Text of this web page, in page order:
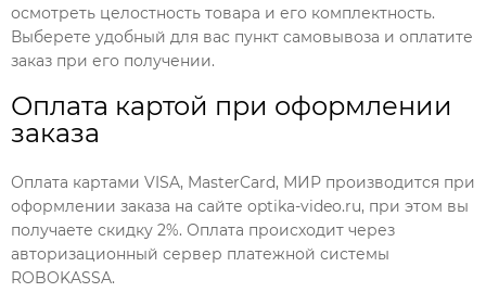
осмотреть целостность товара и его комплектность.
Выберете удобный для вас пункт самовывоза и оплатите
заказ при его получении.
Оплата картой при оформлении
заказа
Оплата картами VISA, MasterCard, МИР производится при
оформлении заказа на сайте optika-video.ru, при этом вы
получаете скидку 2%. Оплата происходит через
авторизационный сервер платежной системы
ROBOKASSA.